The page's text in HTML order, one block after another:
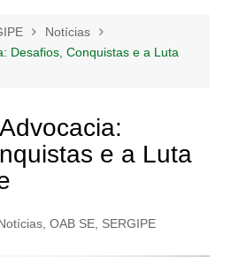
Notícias
Desafios, Conquistas e a Luta
e a Luta
, OAB SE, SERGIPE